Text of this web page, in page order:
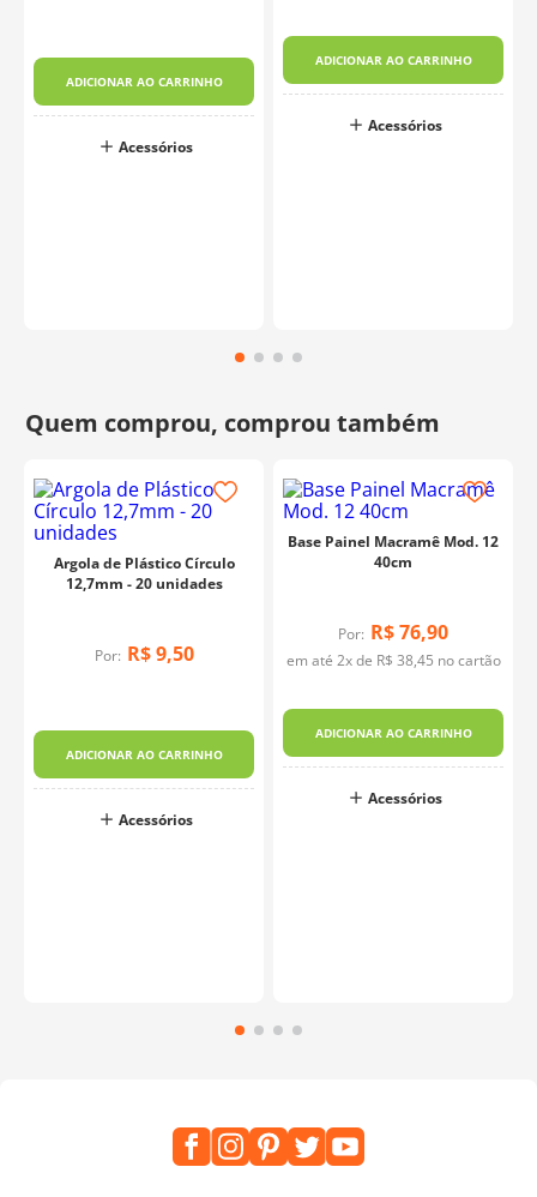
ADICIONAR AO CARRINHO
Acessórios
ADICIONAR AO CARRINHO
Acessórios
Argola de Plástico Círculo
12,7mm - 20 unidades
Por: R$ 9,50
ADICIONAR AO CARRINHO
Acessórios
Base Painel Macramê Mod. 12
40cm
Por: R$76,90
em até 2x de R$ 38,45 no cartão
ADICIONAR AO CARRINHO
Acessórios